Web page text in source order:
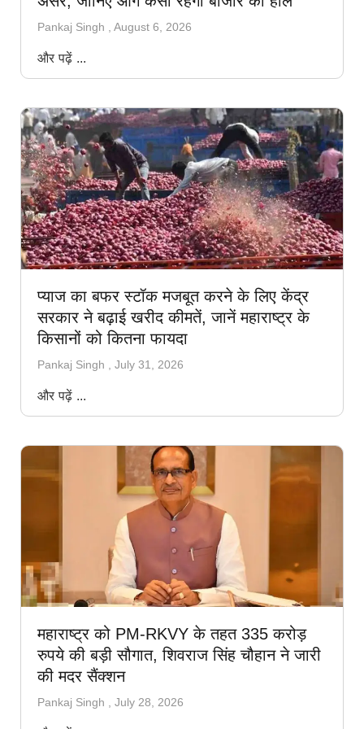
Pankaj Singh August 6, 2026
और पढ़ें ...
प्याज का बफर स्टॉक मजबूत करने के लिए केंद्र
सरकार ने बढ़ाई खरीद कीमतें, जानें महाराष्ट्र के
किसानों को कितना फायदा
Pankaj Singh July 31, 2026
और पढ़ें ...
महाराष्ट्र को PM-RKVY के तहत 335 करोड़
रुपये की बड़ी सौगात, शिवराज सिंह चौहान ने जारी
की मदर सैंक्शन
Pankaj Singh July 28, 2026